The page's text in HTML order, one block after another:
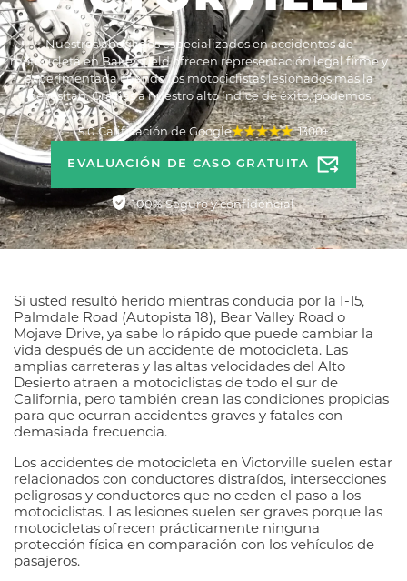
Nuestros abogados especializados en accidentes de
motocicleta en Bakersfield ofrecen representación legal firme y
experimentada cuando los motociclistas lesionados más la
necesitan. Gracias a nuestro alto índice de éxito, podemos
ayudarle a obtener la máxima indemnización.
EVALUACIÓN DE CASO GRATUITA
100% Seguro y confidencial
1300+
5.0 Calificación de Google
Si usted resultó herido mientras conducía por la I-15,
Palmdale Road (Autopista 18), Bear Valley Road o
Mojave Drive, ya sabe lo rápido que puede cambiar la
vida después de un accidente de motocicleta. Las
amplias carreteras y las altas velocidades del Alto
Desierto atraen a motociclistas de todo el sur de
California, pero también crean las condiciones propicias
para que ocurran accidentes graves y fatales con
demasiada frecuencia.
Los accidentes de motocicleta en Victorville suelen estar
relacionados con conductores distraídos, intersecciones
peligrosas y conductores que no ceden el paso a los
motociclistas. Las lesiones suelen ser graves porque las
motocicletas ofrecen prácticamente ninguna
protección física en comparación con los vehículos de
pasajeros.